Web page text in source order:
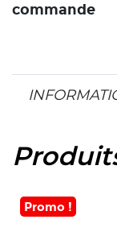
commande
Promo !